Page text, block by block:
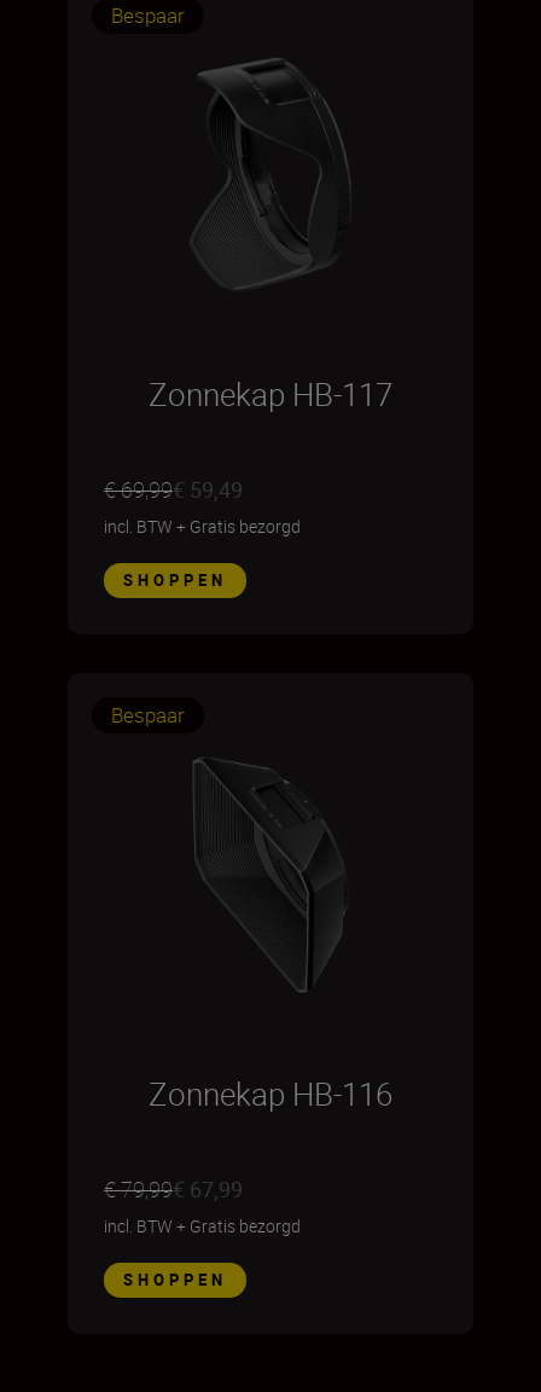
Bespaar
Zonnekap HB-117
€ 69,99€ 59,49
incl. BTW + Gratis bezorgd
SHOPPEN
Bespaar
Zonnekap HB-116
€ 79,99€ 67,99
incl. BTW + Gratis bezorgd
SHOPPEN